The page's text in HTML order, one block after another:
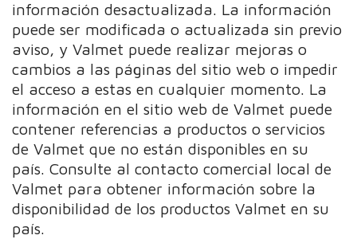
información desactualizada. La información
puede ser modificada o actualizada sin previo
aviso, y Valmet puede realizar mejoras o
cambios a las páginas del sitio web o impedir
el acceso a estas en cualquier momento. La
información en el sitio web de Valmet puede
contener referencias a productos o servicios
de Valmet que no están disponibles en su
país. Consulte al contacto comercial local de
Valmet para obtener información sobre la
disponibilidad de los productos Valmet en su
país.